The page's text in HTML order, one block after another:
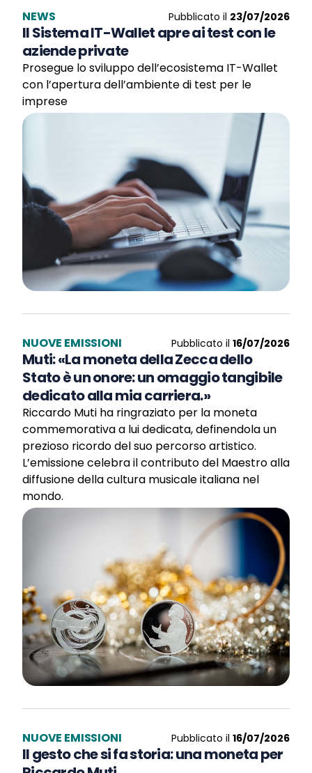
NEWS Pubblicato il 23/07/2026
Il Sistema IT-Wallet apre ai test con le
aziende private
Prosegue lo sviluppo dell’ecosistema IT-Wallet
con l’apertura dell’ambiente di test per le
imprese
NUOVE EMISSIONI Pubblicato il 16/07/2026
Muti: «La moneta della Zecca dello
Stato è un onore: un omaggio tangibile
dedicato alla mia carriera.»
Riccardo Muti ha ringraziato per la moneta
commemorativa a lui dedicata, definendola un
prezioso ricordo del suo percorso artistico.
L’emissione celebra il contributo del Maestro alla
diffusione della cultura musicale italiana nel
mondo.
NUOVE EMISSIONI Pubblicato il 16/07/2026
Il gesto che si fa storia: una moneta per